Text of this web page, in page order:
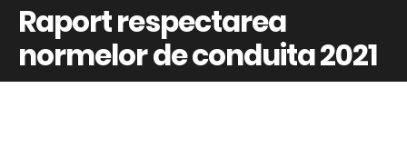
Raport respectarea
normelor de conduita 2021